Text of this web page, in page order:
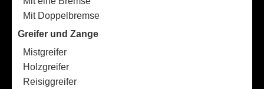
Mit Doppelbremse
Greifer und Zange
Mistgreifer
Holzgreifer
Reisiggreifer